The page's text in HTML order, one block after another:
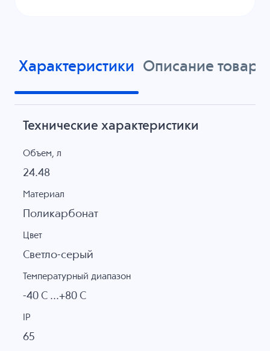
Характеристики Описание товара
Технические характеристики
Объем, л
24.48
Материал
Поликарбонат
Цвет
Светло-серый
Температурный диапазон
-40 C ...+80 C
IP
65